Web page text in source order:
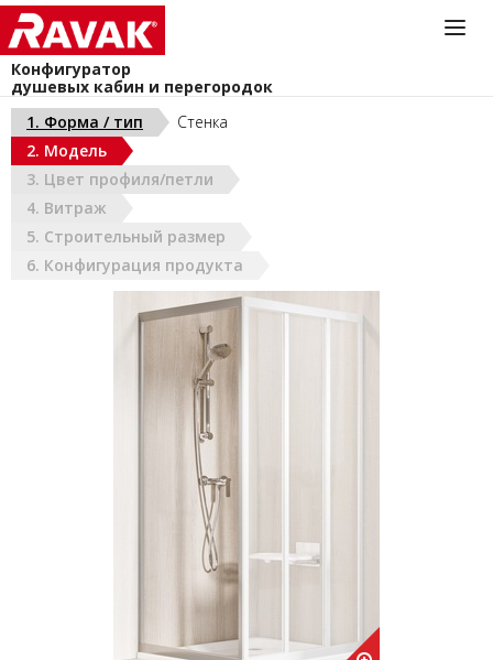
Конфигуратор
душевых кабин и перегородок
Информационная служба
044-383-40-40
Пн - Пт. 9.00 - 18.00
УКРАИНА (РУС)
1. Форма / тип
Стенка
2. Модель
3. Цвет профиля/петли
4. Витраж
5. Строительный размер
6. Конфигурация продукта